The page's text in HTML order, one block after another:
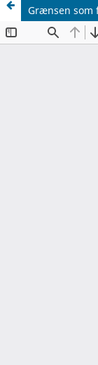
Grænsen som